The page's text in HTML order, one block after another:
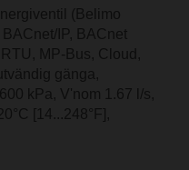
(Belimo
IP, BACnet
MP-Bus, Cloud,
gänga,
kPa, V'nom 1.67 l/s,
[14...248°F],